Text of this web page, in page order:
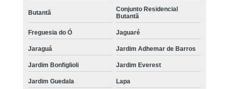
Butantã
Conjunto Residencial
Butantã
Freguesia do Ó Jaguaré
Jaraguá Jardim Adhemar de Barros
Jardim Bonfiglioli Jardim Everest
Jardim Guedala Lapa